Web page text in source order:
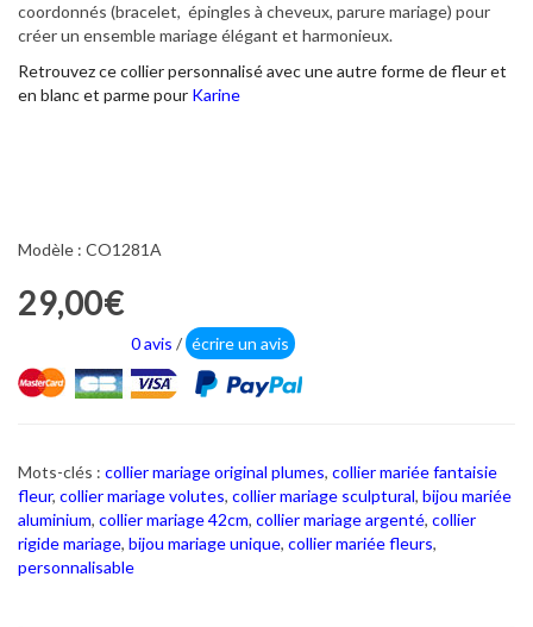
coordonnés (bracelet, épingles à cheveux, parure mariage) pour
créer un ensemble mariage élégant et harmonieux.
Retrouvez ce collier personnalisé avec une autre forme de fleur et
en blanc et parme pour Karine
Modèle : CO1281A
29,00€
0 avis / écrire un avis
Mots-clés : collier mariage original plumes, collier mariée fantaisie
fleur, collier mariage volutes, collier mariage sculptural, bijou mariée
aluminium, collier mariage 42cm, collier mariage argenté, collier
rigide mariage, bijou mariage unique, collier mariée fleurs,
personnalisable